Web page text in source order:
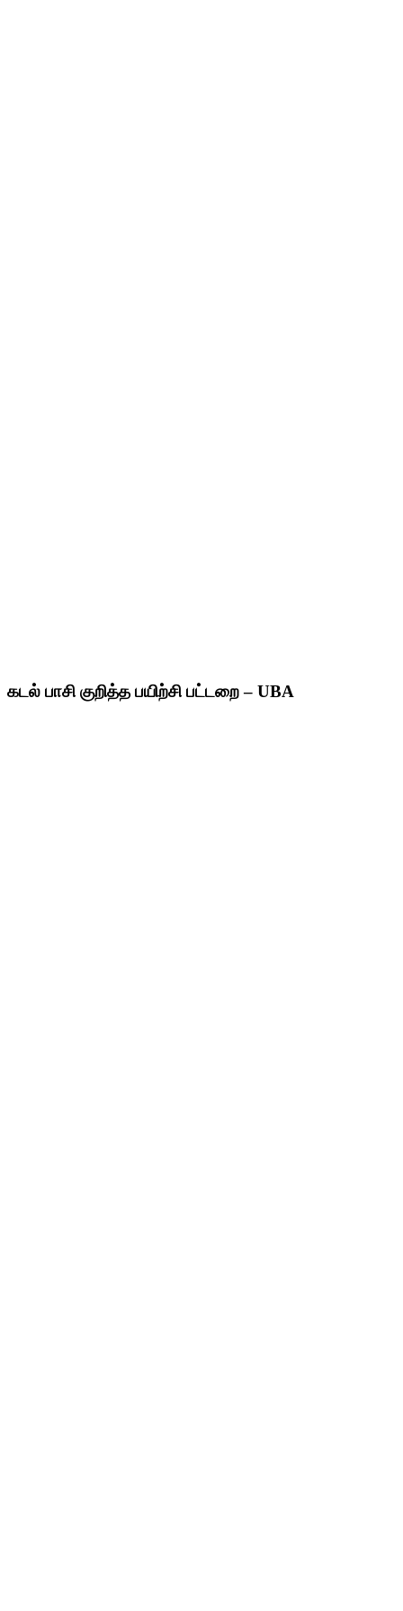
கடல் பாசி குறித்த பயிற்சி பட்டறை – UBA